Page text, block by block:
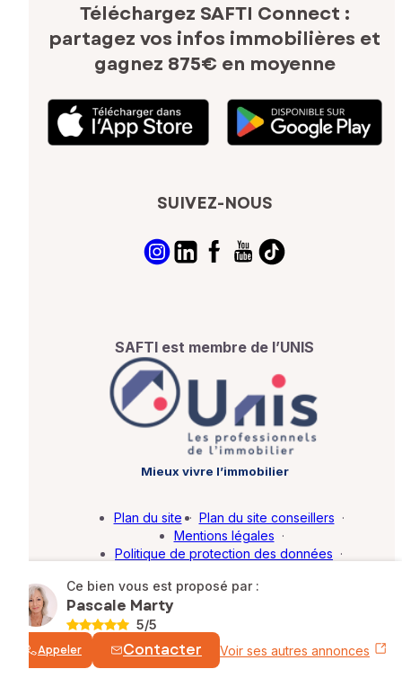
Ce bien vous est proposé par :
Pascale Marty
5/5
Appeler Contacter Voir ses autres annonces
Téléchargez SAFTI Connect :
partagez vos infos immobilières et
gagnez 875€ en moyenne
SUIVEZ-NOUS
SAFTI est membre de l’UNIS
Mieux vivre l’immobilier
© SAFTI 2026. Tous droits réservés.
Plan du site · Plan du site conseillers ·
Mentions légales ·
Politique de protection des données ·